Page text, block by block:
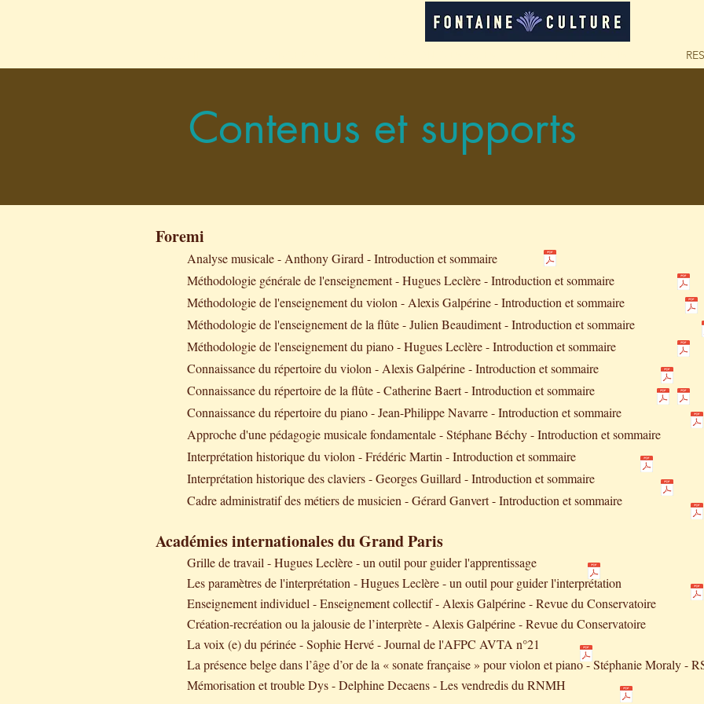
Contenus et supports
Foremi
Analyse musicale - Anthony Girard - Introduction et sommaire
Méthodologie générale de l'enseignement - Hugues Leclère - Introduction et sommaire
Méthodologie de l'enseignement du violon - Alexis Galpérine - Introduction et sommaire
Méthodologie de l'enseignement de la flûte - Julien Beaudiment - Introduction et sommaire
Méthodologie de l'enseignement du piano - Hugues Leclère - Introduction et sommaire
Connaissance du répertoire du violon - Alexis Galpérine - Introduction et sommaire
Connaissance du répertoire de la flûte - Catherine Baert - Introduction et sommaire
Connaissance du répertoire du piano - Jean-Philippe Navarre - Introduction et sommaire
Approche d'une pédagogie musicale fondamentale - Stéphane Béchy - Introduction et sommaire
Interprétation historique du violon - Frédéric Martin - Introduction et sommaire
Interprétation historique des claviers - Georges Guillard - Introduction et sommaire
Cadre administratif des métiers de musicien - Gérard Ganvert - Introduction et sommaire
Académies internationales du Grand Paris
Grille de travail - Hugues Leclère - un outil pour guider l'apprentissage
Les paramètres de l'interprétation - Hugues Leclère - un outil pour guider l'interprétation
Enseignement individuel - Enseignement collectif - Alexis Galpérine - Revue du Conservatoire
Création-recréation ou la jalousie de l’interprète - Alexis Galpérine - Revue du Conservatoire
La voix (e) du périnée - Sophie Hervé - Journal de l'AFPC AVTA n°21
La présence belge dans l’âge d’or de la « sonate française » pour violon et piano - Stéphanie Moraly -
Mémorisation et trouble Dys - Delphine Decaens - Les vendredis du RNMH